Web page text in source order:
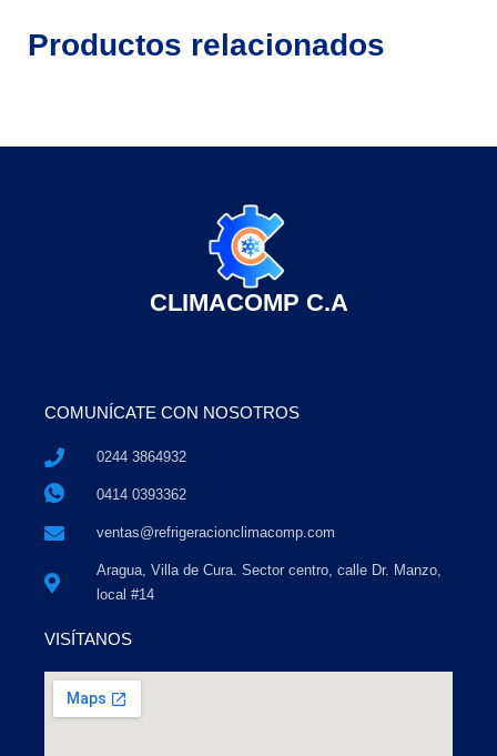
Productos relacionados
CLIMACOMP C.A
COMUNÍCATE CON NOSOTROS
0244 3864932
0414 0393362
ventas@refrigeracionclimacomp.com
Aragua, Villa de Cura. Sector centro, calle Dr. Manzo,
local #14
VISÍTANOS